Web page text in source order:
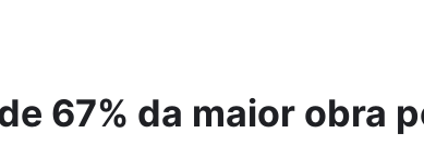
67% da maior obra